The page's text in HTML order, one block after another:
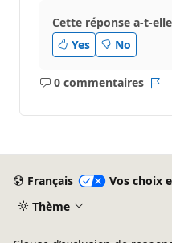
Cette réponse a-t-
Yes
No
0 commentaires
Aucun
Français
Vos choix
Thème